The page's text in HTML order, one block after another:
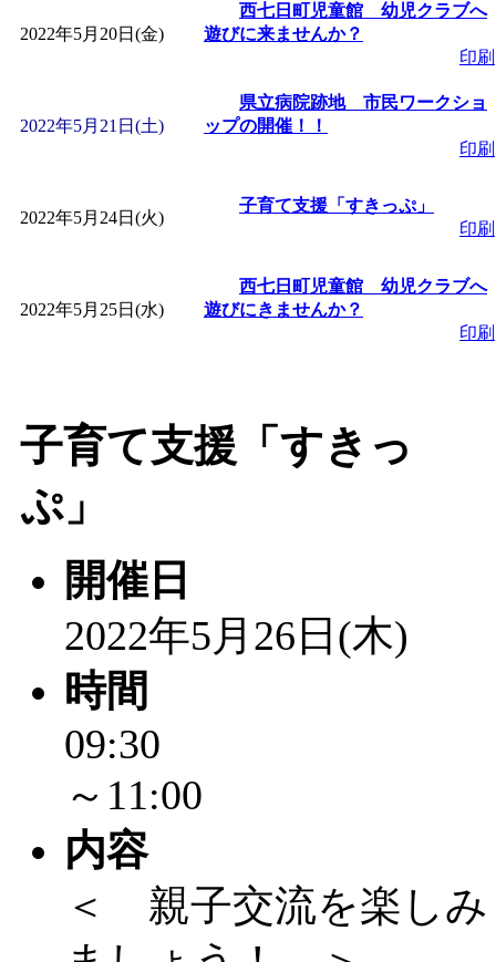
「みなづる号乗車体
de 健康づくり」」 受
「皆鶴姫のこびる塾
～」 受付期間：～
みなづる号乗車体
de 健康づくり」 」
2022年5月20日(金)
西七日町児童館 幼児クラブへ
遊びに来ませんか？
印刷
2022年5月21日(土)
県立病院跡地 市民ワークショ
ップの開催！！
印刷
2022年5月24日(火)
子育て支援「すきっぷ」
印刷
2022年5月25日(水)
西七日町児童館 幼児クラブへ
遊びにきませんか？
印刷
子育て支援「すきっ
ぷ」
開催日
2022年5月26日(木)
時間
09:30
～11:00
内容
＜ 親子交流を楽しみ